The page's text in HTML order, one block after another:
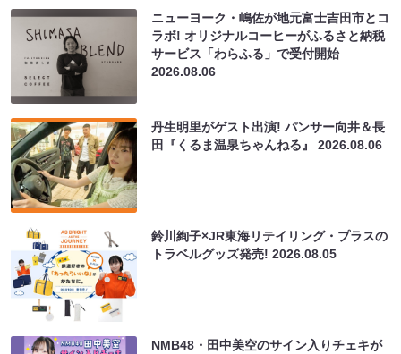
ニューヨーク・嶋佐が地元富士吉田市とコ
ラボ! オリジナルコーヒーがふるさと納税
サービス「わらふる」で受付開始
2026.08.06
丹生明里がゲスト出演! パンサー向井＆長
田『くるま温泉ちゃんねる』2026.08.06
鈴川絢子×JR東海リテイリング・プラスの
トラベルグッズ発売!2026.08.05
NMB48・田中美空のサイン入りチェキが